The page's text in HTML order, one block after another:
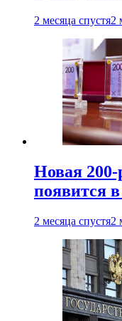
2 месяца спустя2
Новая
появится
2 месяца спустя2